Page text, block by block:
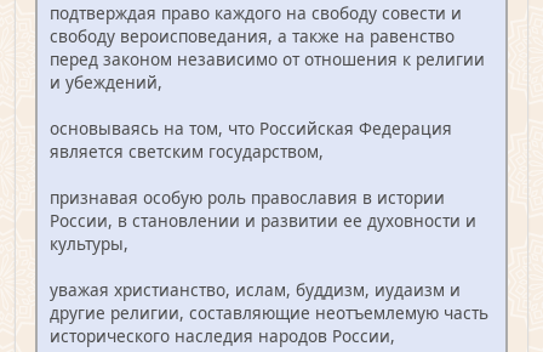
подтверждая право каждого на свободу совести и
свободу вероисповедания, а также на равенство
перед законом независимо от отношения к религии
и убеждений,
основываясь на том, что Российская Федерация
является светским государством,
признавая особую роль православия в истории
России, в становлении и развитии ее духовности и
культуры,
уважая христианство, ислам, буддизм, иудаизм и
другие религии, составляющие неотъемлемую часть
исторического наследия народов России,